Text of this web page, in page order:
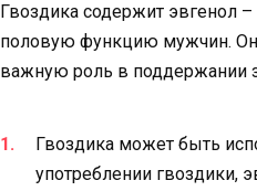
Гвоздика содержит эвгенол
половую функцию мужчин. Он
важную роль в поддержании
Гвоздика может быть
употреблении гвоздики,